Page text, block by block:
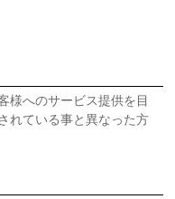
様へのサービス提供を目
れている事と異なった方